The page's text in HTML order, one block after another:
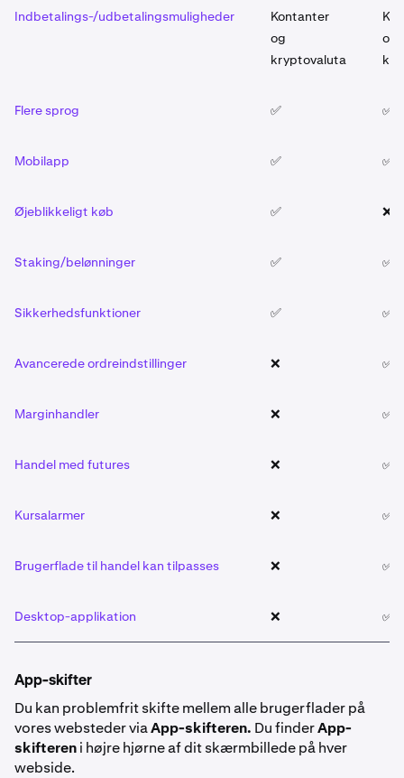
Indbetalings-/udbetalingsmuligheder
Kontanter
og
kryptovaluta
og
Flere sprog ✅ ✅
Mobilapp ✅ ✅
Øjeblikkeligt køb ✅ ❌
Staking/belønninger ✅ ✅
Sikkerhedsfunktioner ✅ ✅
Avancerede ordreindstillinger ❌ ✅
Marginhandler ❌ ✅
Handel med futures ❌ ✅
Kursalarmer ❌ ✅
Brugerflade til handel kan tilpasses ❌ ✅
Desktop-applikation ❌ ✅
App-skifter
Du kan problemfrit skifte mellem alle brugerflader på
vores websteder viaApp-skifteren. Du finderApp-
skiftereni højre hjørne af dit skærmbillede på hver
webside.